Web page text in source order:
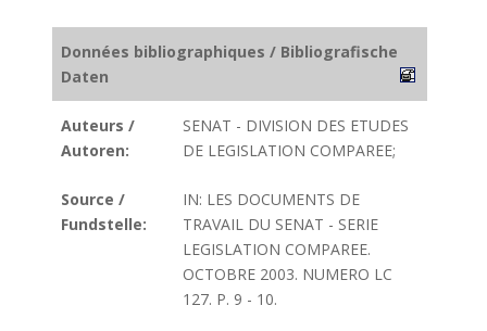
Données bibliographiques / Bibliografische
Daten
Auteurs /
Autoren:
SENAT - DIVISION DES ETUDES
DE LEGISLATION COMPAREE;
Source /
Fundstelle:
IN: LES DOCUMENTS DE
TRAVAIL DU SENAT - SERIE
LEGISLATION COMPAREE.
OCTOBRE 2003. NUMERO LC
127. P. 9 - 10.